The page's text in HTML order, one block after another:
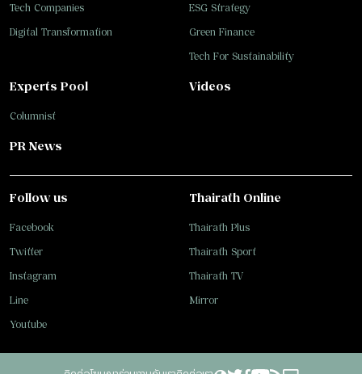
Tech Companies
Digital Transformation
ESG Strategy
Green Finance
Tech For Sustainability
Experts Pool
Columnist
Videos
PR News
Follow us
Facebook
Twitter
Instagram
Line
Youtube
Thairath Online
Thairath Plus
Thairath Sport
Thairath TV
Mirror